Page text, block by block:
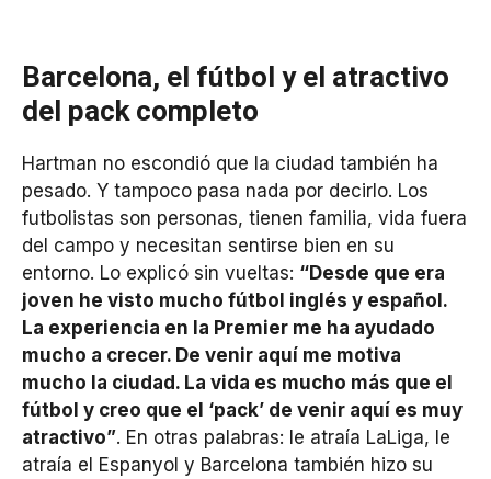
Barcelona, el fútbol y el atractivo
del pack completo
Hartman no escondió que la ciudad también ha
pesado. Y tampoco pasa nada por decirlo. Los
futbolistas son personas, tienen familia, vida fuera
del campo y necesitan sentirse bien en su
entorno. Lo explicó sin vueltas: “Desde que era
joven he visto mucho fútbol inglés y español.
La experiencia en la Premier me ha ayudado
mucho a crecer. De venir aquí me motiva
mucho la ciudad. La vida es mucho más que el
fútbol y creo que el ‘pack’ de venir aquí es muy
atractivo”. En otras palabras: le atraía LaLiga, le
atraía el Espanyol y Barcelona también hizo su